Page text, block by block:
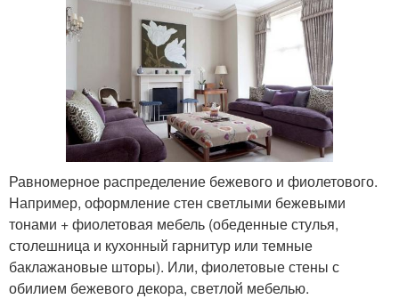
Равномерное распределение бежевого и фиолетового.
Например, оформление стен светлыми бежевыми
тонами + фиолетовая мебель (обеденные стулья,
столешница и кухонный гарнитур или темные
баклажановые шторы). Или, фиолетовые стены с
обилием бежевого декора, светлой мебелью.